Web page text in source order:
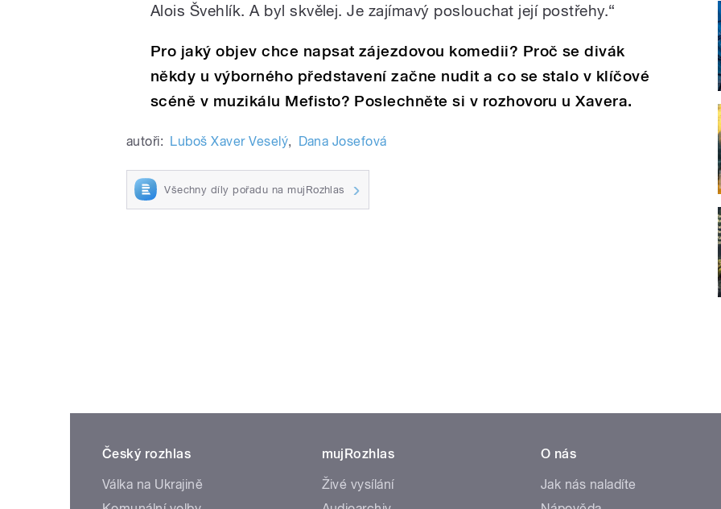
Alois Švehlík. A byl skvělej. Je zajímavý poslouchat její postřehy.“
Pro jaký objev chce napsat zájezdovou komedii? Proč se divák
někdy u výborného představení začne nudit a co se stalo v klíčové
scéně v muzikálu Mefisto? Poslechněte si v rozhovoru u Xavera.
autoři: Luboš Xaver Veselý, Dana Josefová
Všechny díly pořadu na mujRozhlas
Český rozhlas
Válka na Ukrajině
mujRozhlas
Živé vysílání
O nás
Jak nás naladíte